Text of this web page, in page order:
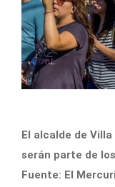
El alcalde de
serán parte de
Fuente: El